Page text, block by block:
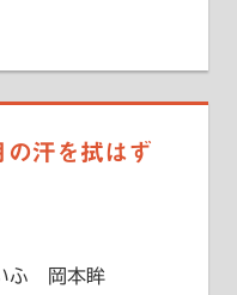
の汗を拭はず
ふ 岡本眸